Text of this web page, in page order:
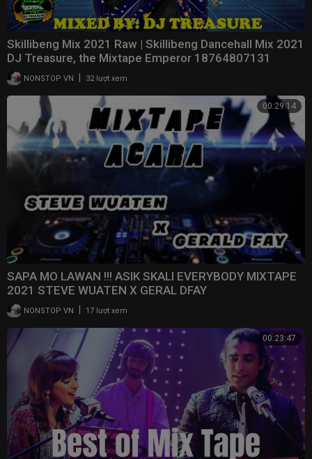
Skillibeng Mix 2021 Raw | Skillibeng Dancehall Mix 2021
DJ Treasure, the Mixtape Emperor 18764807131
NONSTOP VN 32 lượt xem
00:29:14
SAPA MO LAWAN !!! ASIK SKALI EVERYBODY MIXTAPE
2021 STEVE WUATEN X GERAL DFAY
NONSTOP VN | 17 lượt xem
00:23:47